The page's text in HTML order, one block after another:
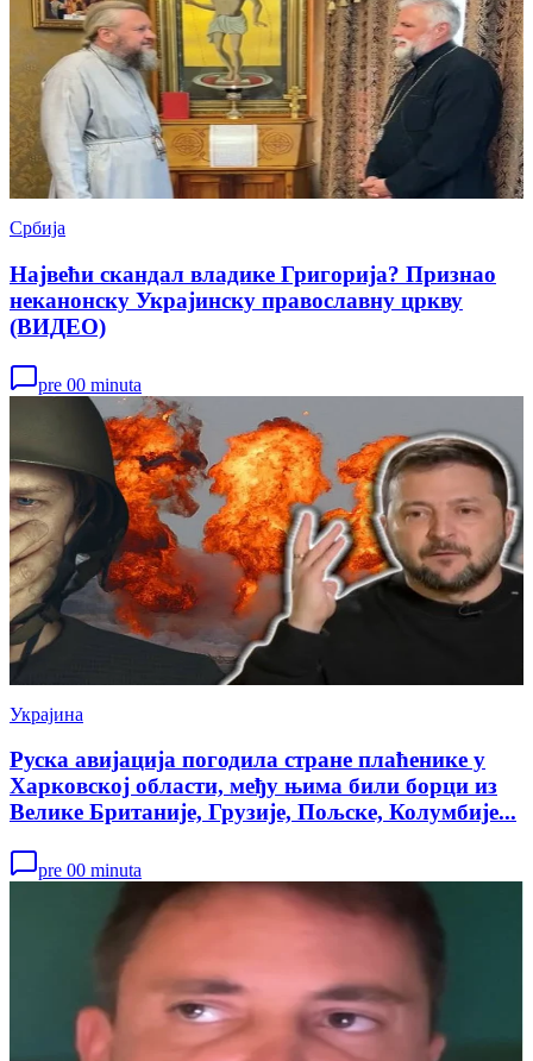
Србија
Највећи скандал владике Григорија? Признао
неканонску Украјинску православну цркву
(ВИДЕО)
pre 00 minuta
Украјина
Руска авијација погодила стране плаћенике у
Харковској области, међу њима били борци из
Велике Британије, Грузије, Пољске, Колумбије...
pre 00 minuta